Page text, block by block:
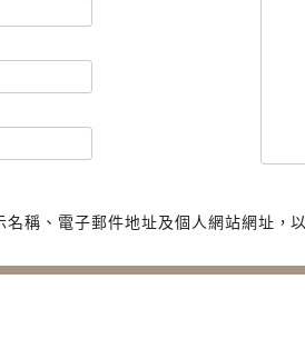
名稱、電子郵件地址及個人網站網址，